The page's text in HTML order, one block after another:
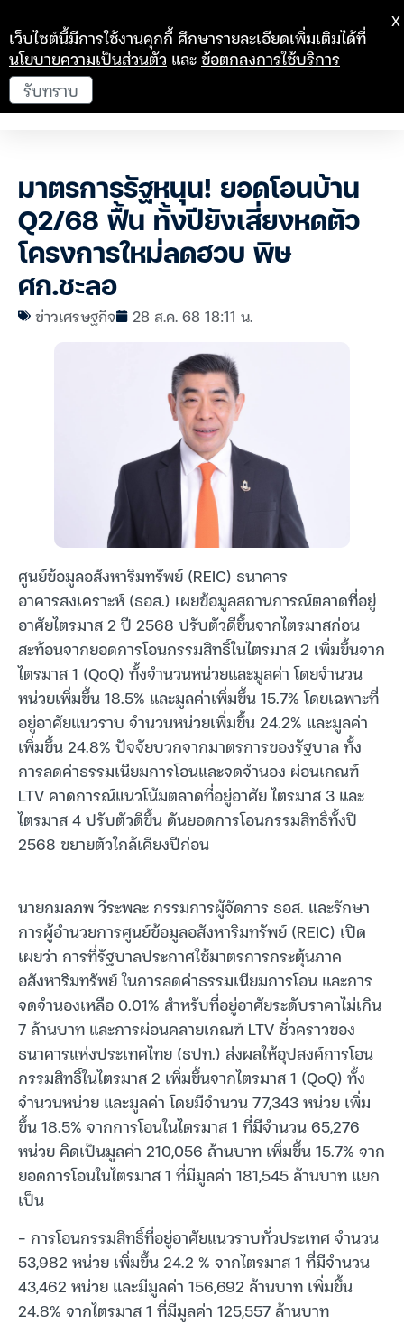
มาตรการรัฐหนุน! ยอดโอนบ้าน
Q2/68 ฟื้น ทั้งปียังเสี่ยงหดตัว
โครงการใหม่ลดฮวบ พิษ
ศก.ชะลอ
ข่าวเศรษฐกิจ 28 ส.ค. 68 18:11 น.
ศูนย์ข้อมูลอสังหาริมทรัพย์ (REIC) ธนาคาร
อาคารสงเคราะห์ (ธอส.) เผยข้อมูลสถานการณ์ตลาดที่อยู่
อาศัยไตรมาส 2 ปี 2568 ปรับตัวดีขึ้นจากไตรมาสก่อน
สะท้อนจากยอดการโอนกรรมสิทธิ์ในไตรมาส 2 เพิ่มขึ้นจาก
ไตรมาส 1 (QoQ) ทั้งจำนวนหน่วยและมูลค่า โดยจำนวน
หน่วยเพิ่มขึ้น 18.5% และมูลค่าเพิ่มขึ้น 15.7% โดยเฉพาะที่
อยู่อาศัยแนวราบ จำนวนหน่วยเพิ่มขึ้น 24.2% และมูลค่า
เพิ่มขึ้น 24.8% ปัจจัยบวกจากมาตรการของรัฐบาล ทั้ง
การลดค่าธรรมเนียมการโอนและจดจำนอง ผ่อนเกณฑ์
LTV คาดการณ์แนวโน้มตลาดที่อยู่อาศัย ไตรมาส 3 และ
ไตรมาส 4 ปรับตัวดีขึ้น ดันยอดการโอนกรรมสิทธิ์ทั้งปี
2568 ขยายตัวใกล้เคียงปีก่อน
นายกมลภพ วีระพละ กรรมการผู้จัดการ ธอส. และรักษา
การผู้อำนวยการศูนย์ข้อมูลอสังหาริมทรัพย์ (REIC) เปิด
เผยว่า การที่รัฐบาลประกาศใช้มาตรการกระตุ้นภาค
อสังหาริมทรัพย์ ในการลดค่าธรรมเนียมการโอน และการ
จดจำนองเหลือ 0.01% สำหรับที่อยู่อาศัยระดับราคาไม่เกิน
7 ล้านบาท และการผ่อนคลายเกณฑ์ LTV ชั่วคราวของ
ธนาคารแห่งประเทศไทย (ธปท.) ส่งผลให้อุปสงค์การโอน
กรรมสิทธิ์ในไตรมาส 2 เพิ่มขึ้นจากไตรมาส 1 (QoQ) ทั้ง
จำนวนหน่วย และมูลค่า โดยมีจำนวน 77,343 หน่วย เพิ่ม
ขึ้น 18.5% จากการโอนในไตรมาส 1 ที่มีจำนวน 65,276
หน่วย คิดเป็นมูลค่า 210,056 ล้านบาท เพิ่มขึ้น 15.7% จาก
ยอดการโอนในไตรมาส 1 ที่มีมูลค่า 181,545 ล้านบาท แยก
เป็น
– การโอนกรรมสิทธิ์ที่อยู่อาศัยแนวราบทั่วประเทศ จำนวน
53,982 หน่วย เพิ่มขึ้น 24.2 % จากไตรมาส 1 ที่มีจำนวน
43,462 หน่วย และมีมูลค่า 156,692 ล้านบาท เพิ่มขึ้น
24.8% จากไตรมาส 1 ที่มีมูลค่า 125,557 ล้านบาท
เว็บไซต์นี้มีการใช้งานคุกกี้ ศึกษารายละเอียดเพิ่มเติมได้ที่
นโยบายความเป็นส่วนตัว และข้อตกลงการใช้บริการ
รับทราบ
X